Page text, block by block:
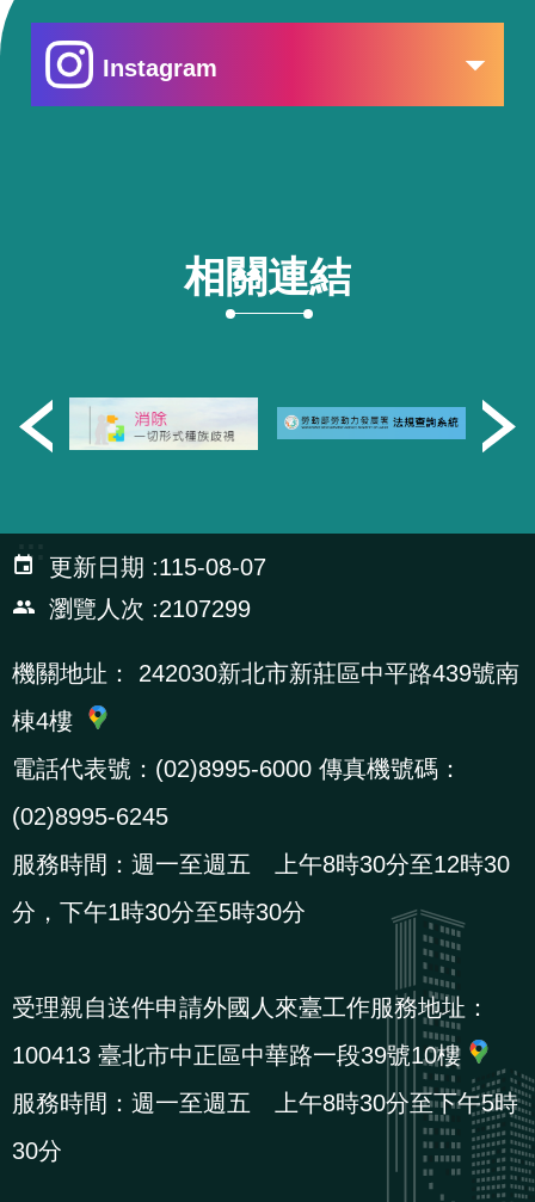
Instagram
相關連結
:::
更新日期
115-08-07
瀏覽人次
2107299
機關地址：
242030新北市新莊區中平路439號南
棟4樓
電話代表號：(02)8995-6000 傳真機號碼：
(02)8995-6245
服務時間：週一至週五 上午8時30分至12時30
分，下午1時30分至5時30分
受理親自送件申請外國人來臺工作服務地址：
100413 臺北市中正區中華路一段39號10樓
服務時間：週一至週五 上午8時30分至下午5時
30分